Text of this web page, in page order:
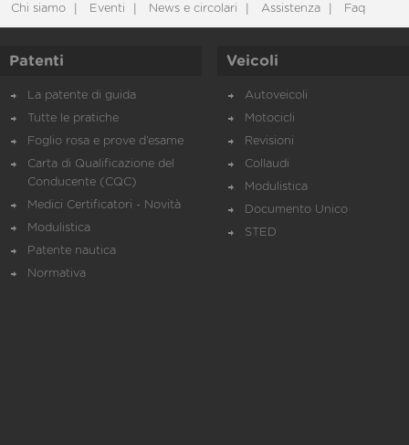
Chi siamo Eventi News e circolari Assistenza Faq
Patenti
La patente di guida
Tutte le pratiche
Foglio rosa e prove d’esame
Carta di Qualificazione del
Conducente (CQC)
Medici Certificatori - Novità
Modulistica
Patente nautica
Normativa
Veicoli
Autoveicoli
Motocicli
Revisioni
Collaudi
Modulistica
Documento Unico
STED